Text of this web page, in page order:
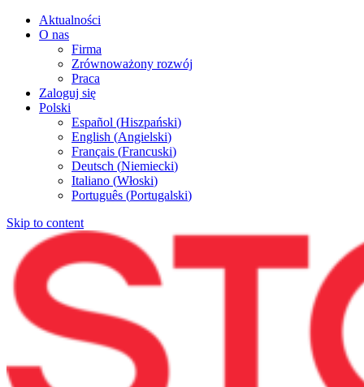
Aktualności
O nas
Firma
Zrównoważony rozwój
Praca
Zaloguj się
Polski
Español (Hiszpański)
English (Angielski)
Français (Francuski)
Deutsch (Niemiecki)
Italiano (Włoski)
Português (Portugalski)
Skip to content